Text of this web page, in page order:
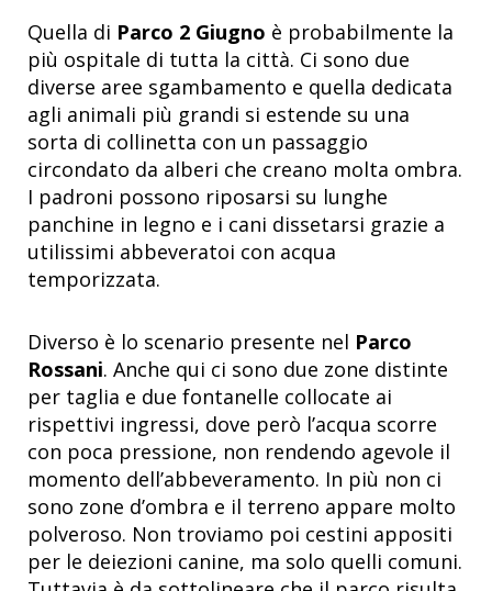
Quella di Parco 2 Giugno è probabilmente la
più ospitale di tutta la città. Ci sono due
diverse aree sgambamento e quella dedicata
agli animali più grandi si estende su una
sorta di collinetta con un passaggio
circondato da alberi che creano molta ombra.
I padroni possono riposarsi su lunghe
panchine in legno e i cani dissetarsi grazie a
utilissimi abbeveratoi con acqua
temporizzata.
Diverso è lo scenario presente nel Parco
Rossani. Anche qui ci sono due zone distinte
per taglia e due fontanelle collocate ai
rispettivi ingressi, dove però l’acqua scorre
con poca pressione, non rendendo agevole il
momento dell’abbeveramento. In più non ci
sono zone d’ombra e il terreno appare molto
polveroso. Non troviamo poi cestini appositi
per le deiezioni canine, ma solo quelli comuni.